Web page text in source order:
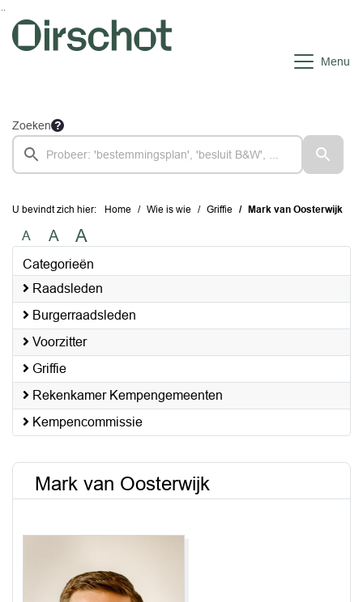
Ga naar de inhoud van deze pagina
Ga naar het zoeken
Ga naar het menu
Menu
Zoeken
U bevindt zich hier: Home Wie is wie Griffie Mark van Oosterwijk
A A A
Categorieën
Raadsleden
Burgerraadsleden
Voorzitter
Griffie
Rekenkamer Kempengemeenten
Kempencommissie
Mark van Oosterwijk